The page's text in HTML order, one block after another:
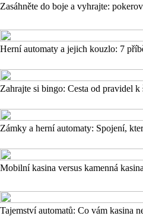
Zasáhněte do boje a vyhrajte:
Herní automaty a jejich kouzlo: 7
Zahrajte si bingo: Cesta od pravidel
Zámky a herní automaty: Spojení,
Mobilní kasina versus kamenná
Tajemství automatů: Co vám kasina